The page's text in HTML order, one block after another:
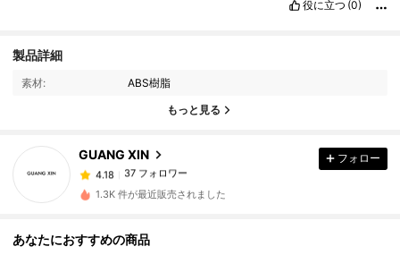
役に立つ (0)
製品詳細
素材: ABS樹脂
もっと見る
GUANG XIN
37 フォロワー
37 フォロワー
4.18
37 フォロワー
l***g
が1日前にフォローしました
4.18
37 フォロワー
4.18 37 フォロワー
フォロー
1.3K 件が最近販売されました
あなたにおすすめの商品